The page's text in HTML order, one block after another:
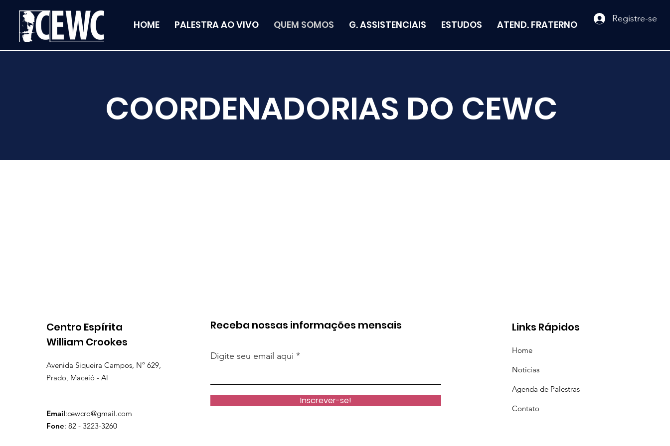
HOME PALESTRA AO VIVO QUEM SOMOS G. ASSISTENCIAIS ESTUDOS ATEND. FRATERNO
Registre-se
COORDENADORIAS DO CEWC
Centro Espírita
William Crookes
Avenida Siqueira Campos, Nº 629,
Prado, Maceió - Al
Email:cewcro@gmail.com
Fone: 82 - 3223-3260
Receba nossas informações mensais
Digite seu email aqui
Inscrever-se!
Links Rápidos
Home
Notícias
Agenda de Palestras
Contato